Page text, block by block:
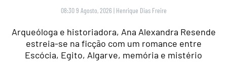
08:30 9 Agosto, 2026 | Henrique Dias Freire
Arqueóloga e historiadora, Ana Alexandra Resende
estreia-se na ficção com um romance entre
Escócia, Egito, Algarve, memória e mistério